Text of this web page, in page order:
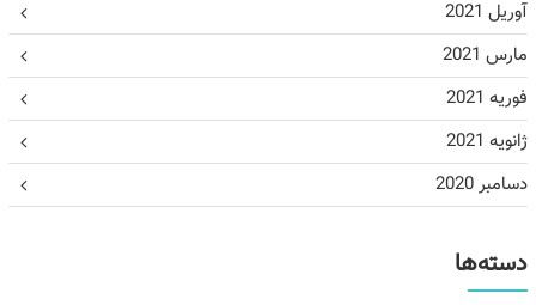
آوریل 2021
مارس 2021
فوریه 2021
ژانویه 2021
دسامبر 2020
دسته‌ها